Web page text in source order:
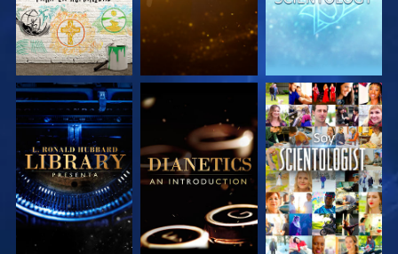
EXPLORA LAS
SERIES
EXPLORA LAS
SERIES
VE